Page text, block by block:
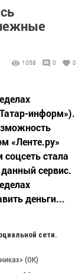
1058 0 0
информ»).
«Ленте.ру»
стала
данный сервис.
деньги...
сети.
(ОК)